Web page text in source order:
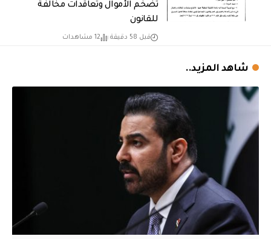
تضخم الأموال وتعاقدات مخالفة
للقانون
قبل 58 دقيقة 12 مشاهدات
شاهد المزيد..